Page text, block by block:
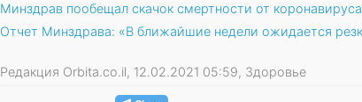
Минздрав пообещал скачок смертности от
Отчет Минздрава: «В ближайшие недели ожидается
Редакция Orbita.co.il, 12.02.2021 05:59, Здоровье